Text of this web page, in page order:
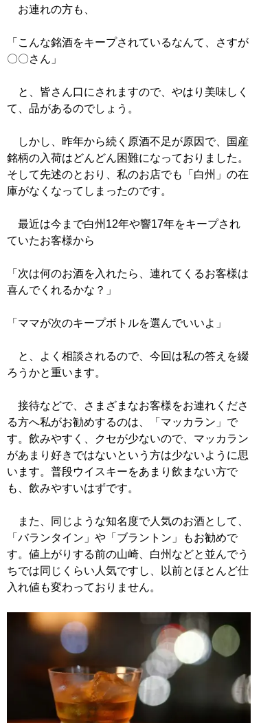
お連れの方も、
「こんな銘酒をキープされているなんて、さすが
〇〇さん」
と、皆さん口にされますので、やはり美味しく
て、品があるのでしょう。
しかし、昨年から続く原酒不足が原因で、国産
銘柄の入荷はどんどん困難になっておりました。
そして先述のとおり、私のお店でも「白州」の在
庫がなくなってしまったのです。
最近は今まで白州12年や響17年をキープされ
ていたお客様から
「次は何のお酒を入れたら、連れてくるお客様は
喜んでくれるかな？」
「ママが次のキープボトルを選んでいいよ」
と、よく相談されるので、今回は私の答えを綴
ろうかと重います。
接待などで、さまざまなお客様をお連れくださ
る方へ私がお勧めするのは、「マッカラン」で
す。飲みやすく、クセが少ないので、マッカラン
があまり好きではないという方は少ないように思
います。普段ウイスキーをあまり飲まない方で
も、飲みやすいはずです。
また、同じような知名度で人気のお酒として、
「バランタイン」や「ブラントン」もお勧めで
す。値上がりする前の山崎、白州などと並んでう
ちでは同じくらい人気ですし、以前とほとんど仕
入れ値も変わっておりません。